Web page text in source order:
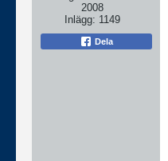
2008
Inlägg: 1149
Dela